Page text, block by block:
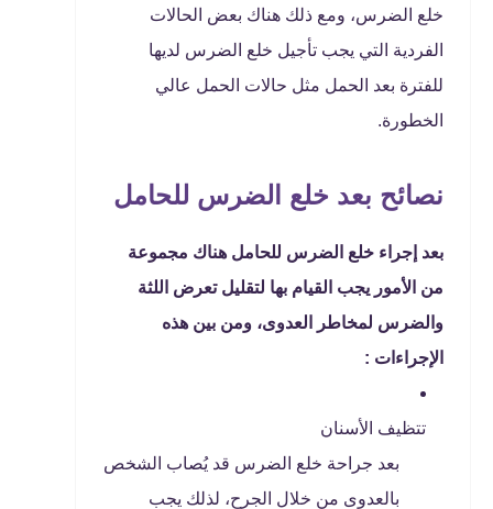
خلع الضرس، ومع ذلك هناك بعض الحالات
الفردية التي يجب تأجيل خلع الضرس لديها
للفترة بعد الحمل مثل حالات الحمل عالي
الخطورة.
نصائح بعد خلع الضرس للحامل
بعد إجراء خلع الضرس للحامل هناك مجموعة
من الأمور يجب القيام بها لتقليل تعرض اللثة
والضرس لمخاطر العدوى، ومن بين هذه
الإجراءات :
تتظيف الأسنان
بعد جراحة خلع الضرس قد يُصاب الشخص
بالعدوى من خلال الجرح، لذلك يجب